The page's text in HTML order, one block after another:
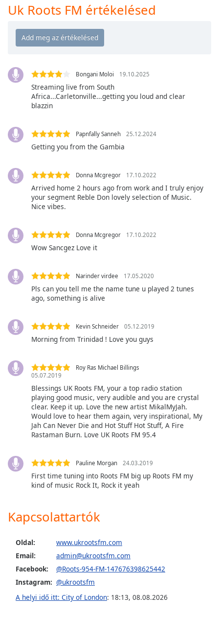
Playback
Chapters
Descriptions
descriptions
Subtitles
settings
opens
subtitles
settings
dialog
off
,
selected
Track
This
window.
Beginning
cancel
and
Text
Opacity
Background
Uk Roots FM értékelésed
Bongani Moloi 19.10.2025
Streaming live from South
Africa...Carletonville...getting you loud and clear
blazzin
Papnfally Sanneh 25.12.2024
Getting you from the Gambia
Donna Mcgregor 17.10.2022
Arrived home 2 hours ago from work and I truly enjoy
your segment Reble Don lovely selection of Music.
Nice vibes.
Donna Mcgregor 17.10.2022
Wow Sancgez Love it
Narinder virdee 17.05.2020
Pls can you tell me the name tune u played 2 tunes
ago, something is alive
Kevin Schneider 05.12.2019
Morning from Trinidad ! Love you guys
Roy Ras Michael Billings
05.07.2019
Blessings UK Roots FM, your a top radio station
playing good music, very audible and you are crystal
clear. Keep it up. Love the new artist MikalMyJah.
Would love to hear them again, very inspirational, My
Jah Can Never Die and Hot Stuff Hot Stuff, A Fire
Rastaman Burn. Love UK Roots FM 95.4
Pauline Morgan 24.03.2019
First time tuning into Roots FM big up Roots FM my
kind of music Rock It, Rock it yeah
Kapcsolattartók
Oldal:
www.ukrootsfm.com
Email:
admin@ukrootsfm.com
Facebook:
@Roots-954-FM-147676398625442
Instagram: @ukrootsfm
A helyi idő itt: City of London: 18:13, 08.08.2026